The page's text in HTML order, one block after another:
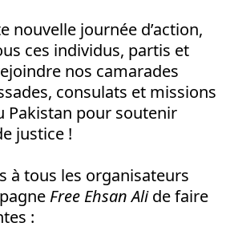
nouvelle journée d’action,
ces individus, partis et
nos camarades
consulats et missions
Pakistan pour soutenir
justice !
à tous les organisateurs
Free Ehsan Alide faire
: